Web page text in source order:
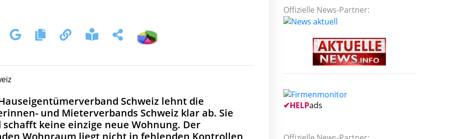
Schweiz lehnt die
und Mieterverbands Schweiz klar ab. Sie
keine einzige neue Wohnung. Der
Offizielle News-Partner:
✔HELPads